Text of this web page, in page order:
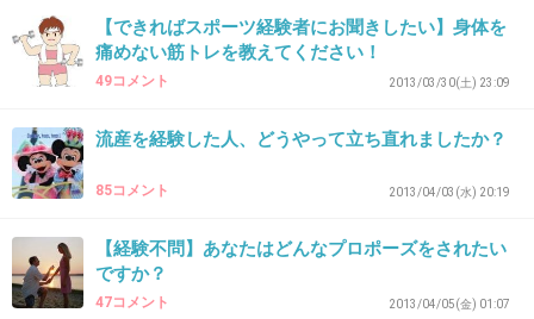
私もそう思う
あそこのトピのコメントほんとに気持ち悪い
-9
29. 匿名2014/01/05(日) 13:43:22
ので、それをバネにして、大学は第一志望受か
りました。しかも、大学で私が落ちた中学の出
【できればスポーツ経験者にお聞きしたい】身体を
痛めない筋トレを教えてください！
49コメント 2013/03/30(土) 23:09
流産を経験した人、どうやって立ち直れましたか？
85コメント 2013/04/03(水) 20:19
【経験不問】あなたはどんなプロポーズをされたい
ですか？
47コメント 2013/04/05(金) 01:07